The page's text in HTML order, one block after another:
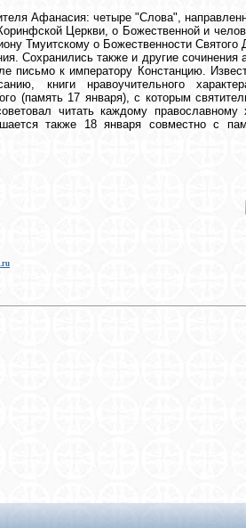
Афанасия: четыре "Слова",
Церкви, о Божественной и
Тмуитскому о Божественности Святого
Сохранились также и другие сочинения
письмо к императору Констанцию.
книги нравоучительного
(память 17 января), с которым
читать каждому православному
также 18 января совместно с